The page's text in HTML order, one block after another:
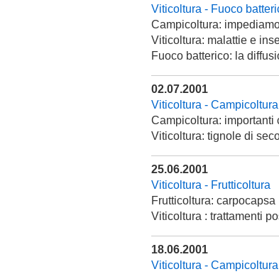
Viticoltura - Fuoco
Campicoltura:
Viticoltura: malattie e
Fuoco batterico: la
02.07.2001
Viticoltura - Campicoltura
Campicoltura: importanti
Viticoltura: tignole di
25.06.2001
Viticoltura - Frutticoltura
Frutticoltura: carpocapsa
Viticoltura : trattamenti
18.06.2001
Viticoltura -